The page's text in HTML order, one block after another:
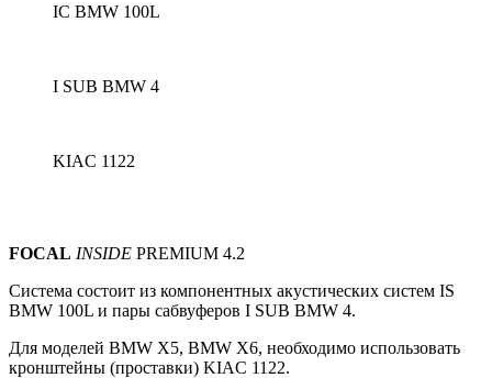
IC BMW 100L
I SUB BMW 4
KIAC 1122
FOCAL INSIDE PREMIUM 4.2
Система состоит из компонентных акустических систем IS
BMW 100L и пары сабвуферов I SUB BMW 4.
Для моделей BMW X5, BMW X6, необходимо использовать
кронштейны (проставки) KIAC 1122.